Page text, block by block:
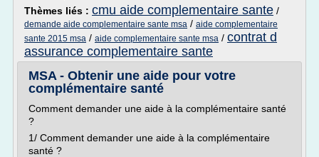
Thèmes liés : cmu aide complementaire sante /
demande aide complementaire sante msa / aide complementaire
sante 2015 msa / aide complementaire sante msa / contrat d
assurance complementaire sante
MSA - Obtenir une aide pour votre
complémentaire santé
Comment demander une aide à la complémentaire santé
?
1/ Comment demander une aide à la complémentaire
santé ?